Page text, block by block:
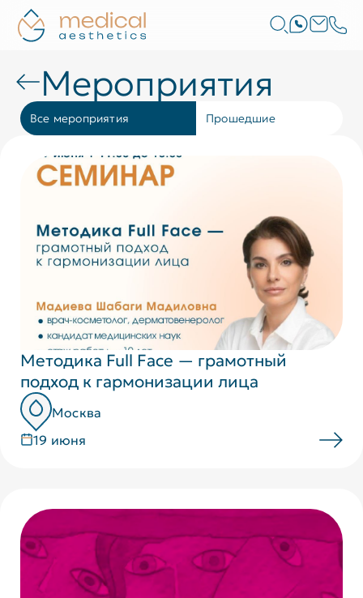
Мероприятия
Все мероприятия Прошедшие
Методика Full Face — грамотный
подход к гармонизации лица
Москва
19 июня